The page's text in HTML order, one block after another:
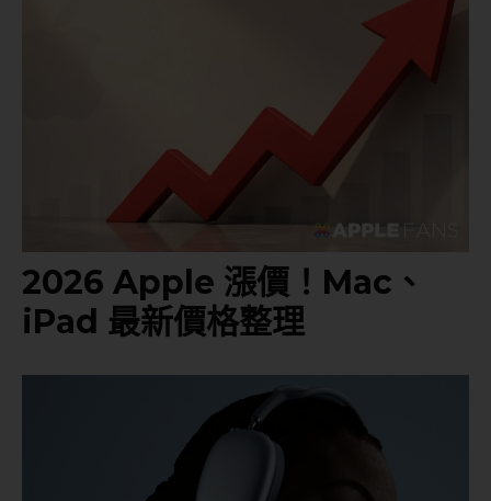
2026 Apple 漲價！Mac、
iPad 最新價格整理